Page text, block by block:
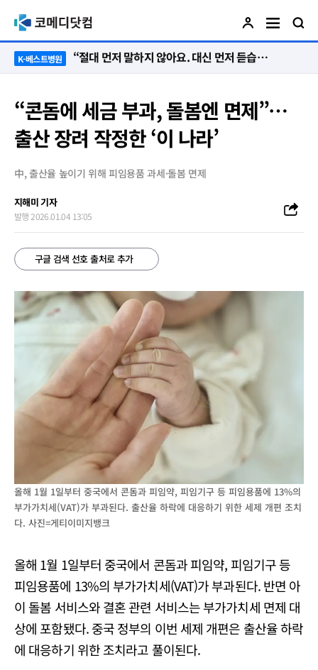
K-베스트병원 “절대 먼저 말하지 않아요. 대신 먼저 듣습니다”
“콘돔에 세금 부과, 돌봄엔 면제”…
출산 장려 작정한 ‘이 나라’
中, 출산율 높이기 위해 피임용품 과세·돌봄 면제
지해미 기자
발행 2026.01.04 13:05
구글 검색 선호 출처로 추가
올해 1월 1일부터 중국에서 콘돔과 피임약, 피임기구 등 피임용품에 13%의
부가가치세(VAT)가 부과된다. 출산율 하락에 대응하기 위한 세제 개편 조치
다. 사진=게티이미지뱅크
올해 1월 1일부터 중국에서 콘돔과 피임약, 피임기구 등
피임용품에 13%의 부가가치세(VAT)가 부과된다. 반면 아
이 돌봄 서비스와 결혼 관련 서비스는 부가가치세 면제 대
상에 포함됐다. 중국 정부의 이번 세제 개편은 출산율 하락
에 대응하기 위한 조치라고 풀이된다.